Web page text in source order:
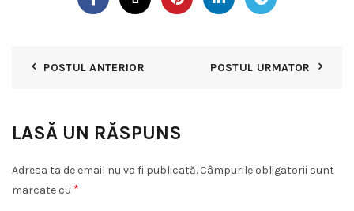
POSTUL ANTERIOR POSTUL URMATOR
LASĂ UN RĂSPUNS
Adresa ta de email nu va fi publicată. Câmpurile obligatorii sunt
marcate cu *